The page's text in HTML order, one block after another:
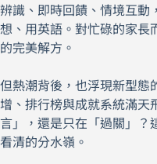
辨識、即時回饋、情境互動
想、用英語。對忙碌的家長
的完美解方。
但熱潮背後，也浮現新型態
增、排行榜與成就系統滿天
言」，還是只在「過關」？
看清的分水嶺。